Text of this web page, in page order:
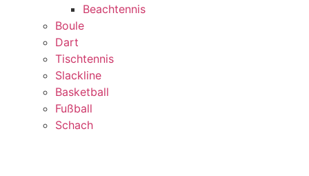
Beachtennis
Boule
Dart
Tischtennis
Slackline
Basketball
Fußball
Schach